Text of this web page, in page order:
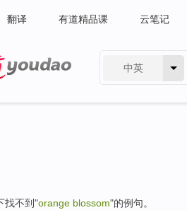
翻译 有道精品课 云笔记
中英
找不到"orange blossom"的例句。